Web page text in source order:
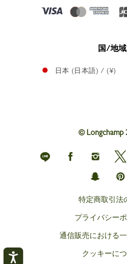
国/地域
日本 (日本語) / (¥)
© Longchamp
Longchamp
on
Longchamp
on
Facebook
Longchamp
on
Instagram
on
Longchamp
on
on
特定商取引法
プライバシー
通信販売における
クッキーに